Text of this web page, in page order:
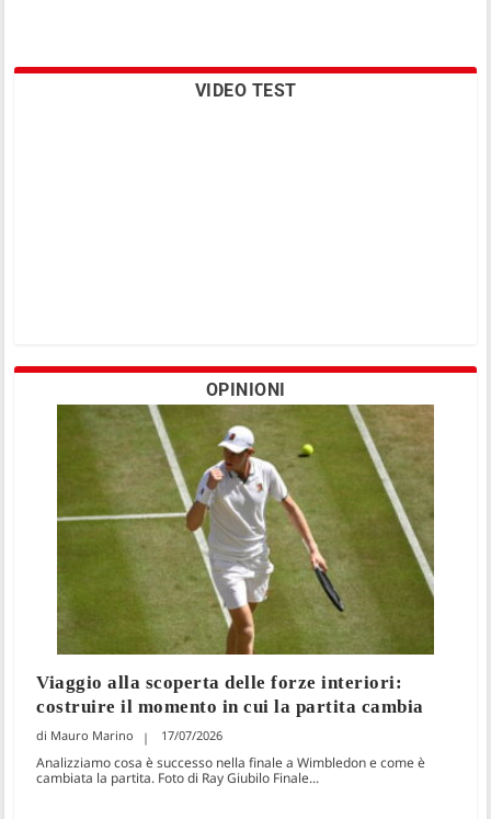
VIDEO TEST
OPINIONI
Viaggio alla scoperta delle forze interiori:
costruire il momento in cui la partita cambia
Mauro Marino 17/07/2026
Analizziamo cosa è successo nella finale a Wimbledon e come è
cambiata la partita. Foto di Ray Giubilo Finale...